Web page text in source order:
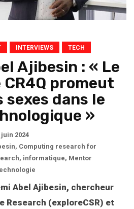
INTERVIEWS TECH
Ajibesin : « Le
promeut
sexes dans le
»
2024
, Computing research for
, informatique, Mentor
Abel Ajibesin, chercheur
Research (exploreCSR) et